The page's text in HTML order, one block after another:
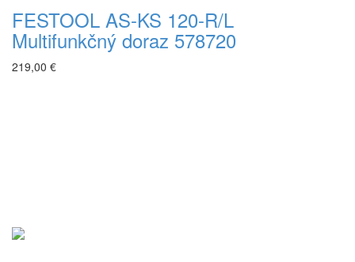
FESTOOL AS-KS 120-R/L
Multifunkčný doraz 578720
219,00 €